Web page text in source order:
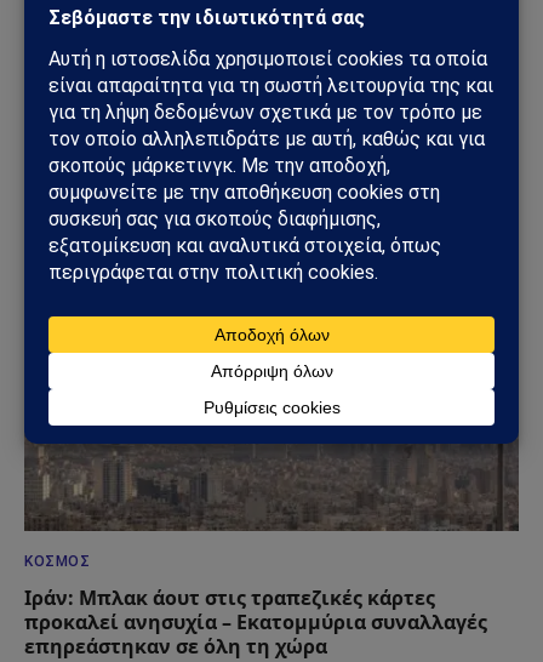
ΟΙΚΟΝΟΜΊΑ
Ρόμπερτ Κιγιοσάκι: «Έρχεται το μεγαλύτερο
οικονομικό κραχ στην ιστορία» – Νέα
προειδοποίηση για το 2026-2027
13/06/2026
ΚΌΣΜΟΣ
Ιράν: Μπλακ άουτ στις τραπεζικές κάρτες
προκαλεί ανησυχία – Εκατομμύρια συναλλαγές
επηρεάστηκαν σε όλη τη χώρα